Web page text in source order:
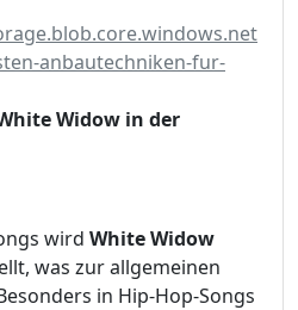
anbautechniken-fur-
Widow in der
wird White Widow
was zur allgemeinen
in Hip-Hop-Songs